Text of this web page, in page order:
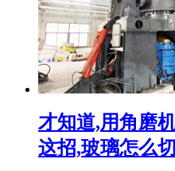
才知道,用角磨
这招,玻璃怎么